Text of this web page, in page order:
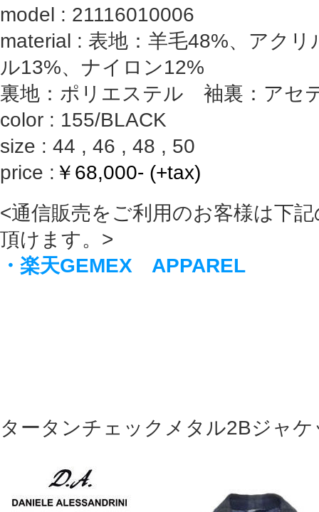
model : 21116010006
material : 表地：羊毛48%、アク
ル13%、ナイロン12%
裏地：ポリエステル 袖裏：アセ
color : 155/BLACK
size : 44 , 46 , 48 , 50
price : ￥68,000- (+tax)
<通信販売をご利用のお客様は下
頂けます。>
・楽天GEMEX APPAREL
タータンチェックメタル2Bジャケ